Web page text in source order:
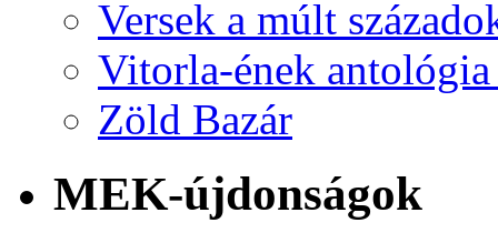
Versek a múlt
Vitorla-ének
Zöld Bazár
MEK-újdonságok